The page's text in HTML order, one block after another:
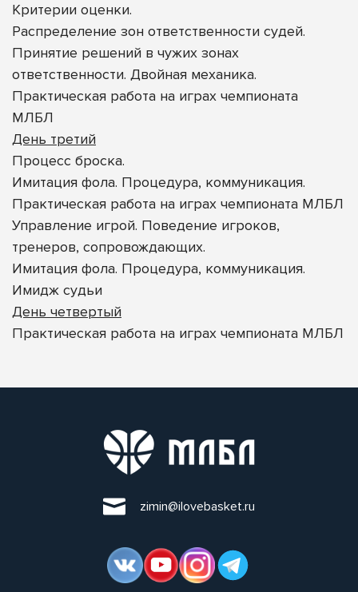
Критерии оценки.
Распределение зон ответственности судей.
Принятие решений в чужих зонах
ответственности. Двойная механика.
Практическая работа на играх чемпионата
МЛБЛ
День третий
Процесс броска.
Имитация фола. Процедура, коммуникация.
Практическая работа на играх чемпионата МЛБЛ
Управление игрой. Поведение игроков,
тренеров, сопровождающих.
Имитация фола. Процедура, коммуникация.
Имидж судьи
День четвертый
Практическая работа на играх чемпионата МЛБЛ
zimin@ilovebasket.ru